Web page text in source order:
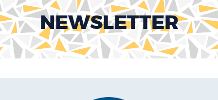
NEWSLETTER